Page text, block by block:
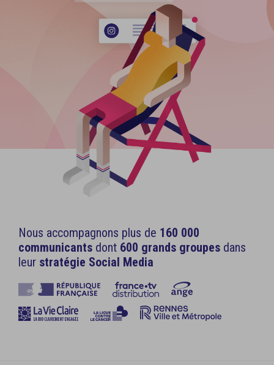
Nous accompagnons plus de 160 000
communicants dont 600 grands groupes dans
leur stratégie Social Media